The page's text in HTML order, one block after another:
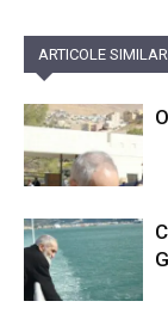
ARTICOLE